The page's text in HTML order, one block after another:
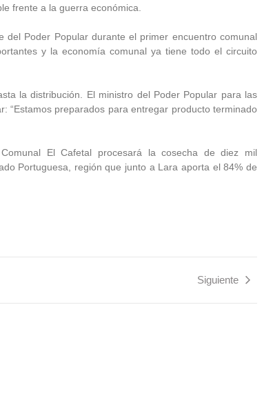
frente a la guerra económica.
del Poder Popular durante el primer encuentro comunal
y la economía comunal ya tiene todo el circuito
la distribución. El ministro del Poder Popular para las
“Estamos preparados para entregar producto terminado
El Cafetal procesará la cosecha de diez mil
Portuguesa, región que junto a Lara aporta el 84% de
Siguiente